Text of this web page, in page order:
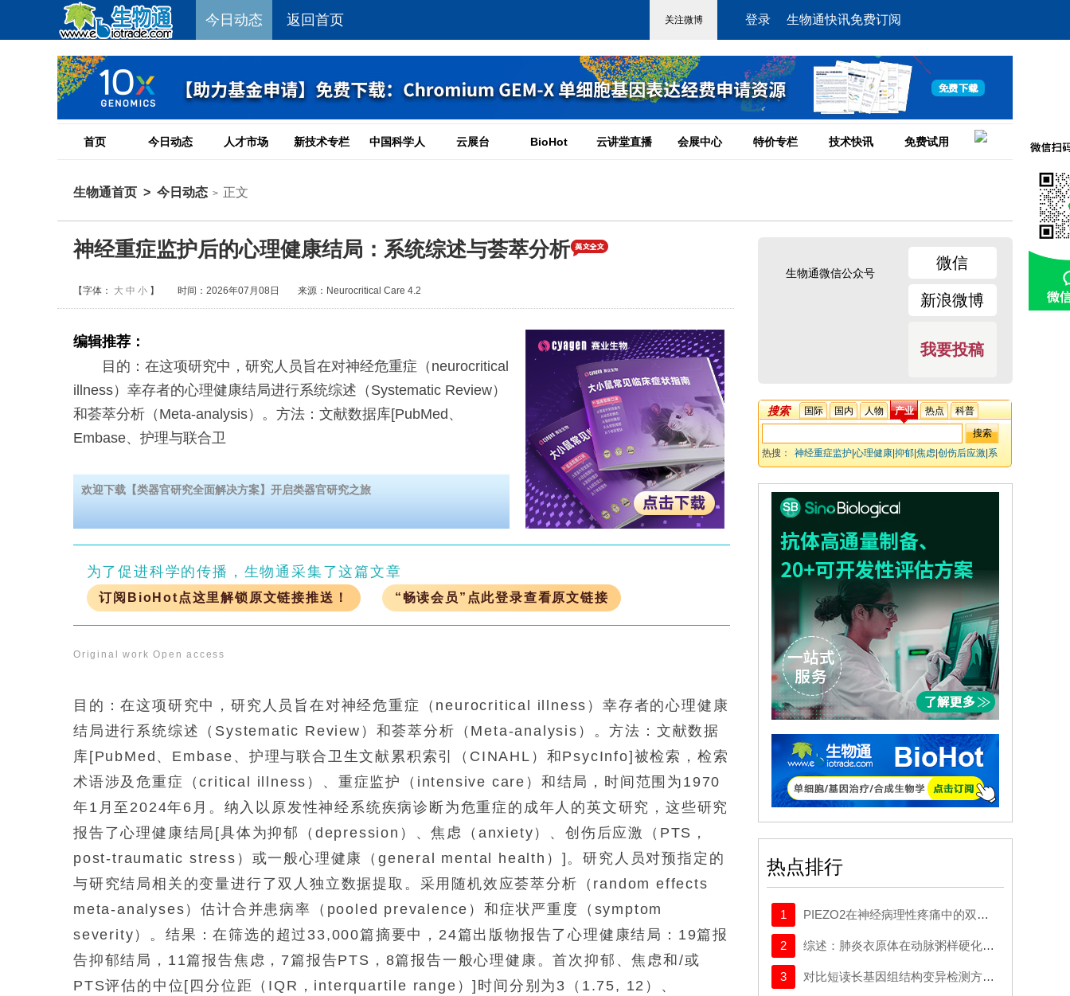
今日动态 返回首页 登录 生物通快讯免费订阅
首页 今日动态 人才市场 新技术专栏 中国科学人 云展台 BioHot 云讲堂直播 会展中心 特价专栏 技术快讯 免费试用
生物通首页 > 今日动态 > 正文
神经重症监护后的心理健康结局：系统综述与荟萃分析
【字体： 大 中 小 】 时间：2026年07月08日 来源：Neurocritical Care 4.2
编辑推荐：
目的：在这项研究中，研究人员旨在对神经危重症（neurocritical
illness）幸存者的心理健康结局进行系统综述（Systematic Review）
和荟萃分析（Meta-analysis）。方法：文献数据库[PubMed、
Embase、护理与联合卫
欢迎下载【类器官研究全面解决方案】开启类器官研究之旅
为了促进科学的传播，生物通采集了这篇文章
订阅BioHot点这里解锁原文链接推送！ “畅读会员”点此登录查看原文链接
Original work Open access
目的：在这项研究中，研究人员旨在对神经危重症（neurocritical illness）幸存者的心理健康
结局进行系统综述（Systematic Review）和荟萃分析（Meta-analysis）。方法：文献数据
库[PubMed、Embase、护理与联合卫生文献累积索引（CINAHL）和PsycInfo]被检索，检索
术语涉及危重症（critical illness）、重症监护（intensive care）和结局，时间范围为1970
年1月至2024年6月。纳入以原发性神经系统疾病诊断为危重症的成年人的英文研究，这些研究
报告了心理健康结局[具体为抑郁（depression）、焦虑（anxiety）、创伤后应激（PTS，
post-traumatic stress）或一般心理健康（general mental health）]。研究人员对预指定的
与研究结局相关的变量进行了双人独立数据提取。采用随机效应荟萃分析（random effects
meta-analyses）估计合并患病率（pooled prevalence）和症状严重度（symptom
severity）。结果：在筛选的超过33,000篇摘要中，24篇出版物报告了心理健康结局：19篇报
告抑郁结局，11篇报告焦虑，7篇报告PTS，8篇报告一般心理健康。首次抑郁、焦虑和/或
PTS评估的中位[四分位距（IQR，interquartile range）]时间分别为3（1.75, 12）、
生物通微信公众号
微信
新浪微博
我要投稿
搜索 国际 国内 人物 产业 热点 科普
热搜： 神经重症监护 心理健康 抑郁 焦虑 创伤后应激 系
热点排行
1 PIEZO2在神经病理性疼痛中的双重作用：推动外周敏感化并实现机械负荷诱发的镇痛效应
2 综述：肺炎衣原体在动脉粥样硬化中调控多阶段的信号传导网络：从内皮功能紊乱到斑块易损性形成
3 对比短读长基因组结构变异检测方法，凸显了工具组合使用的优势以及图谱基因组比对的较小影响